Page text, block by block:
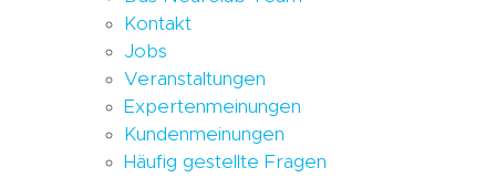
Kontakt
Jobs
Veranstaltungen
Expertenmeinungen
Kundenmeinungen
Häufig gestellte Fragen